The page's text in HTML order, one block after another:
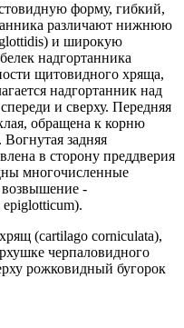
форму, гибкий,
различают нижнюю
и широкую
надгортанника
щитовидного хряща,
надгортанник над
и сверху. Передняя
обращена к корню
задняя
в сторону преддверия
многочисленные
возвышение -
(cartilago corniculata),
черпаловидного
рожковидный бугорок